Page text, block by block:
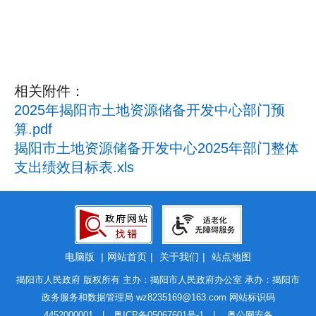
相关附件：
2025年揭阳市土地资源储备开发中心部门预
算.pdf
揭阳市土地资源储备开发中心2025年部门整体
支出绩效目标表.xls
电脑版 | 网站首页 | 关于我们 | 站点地图
揭阳市人民政府 版权所有 主办：揭阳市人民政府办公室 承办：揭阳市
政务服务和数据管理局 wz8235169@163.com 网站标识码